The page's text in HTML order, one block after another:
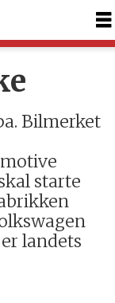
Bilmerket
starte
landets